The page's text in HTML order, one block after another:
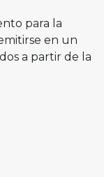
para la
en un
a partir de la